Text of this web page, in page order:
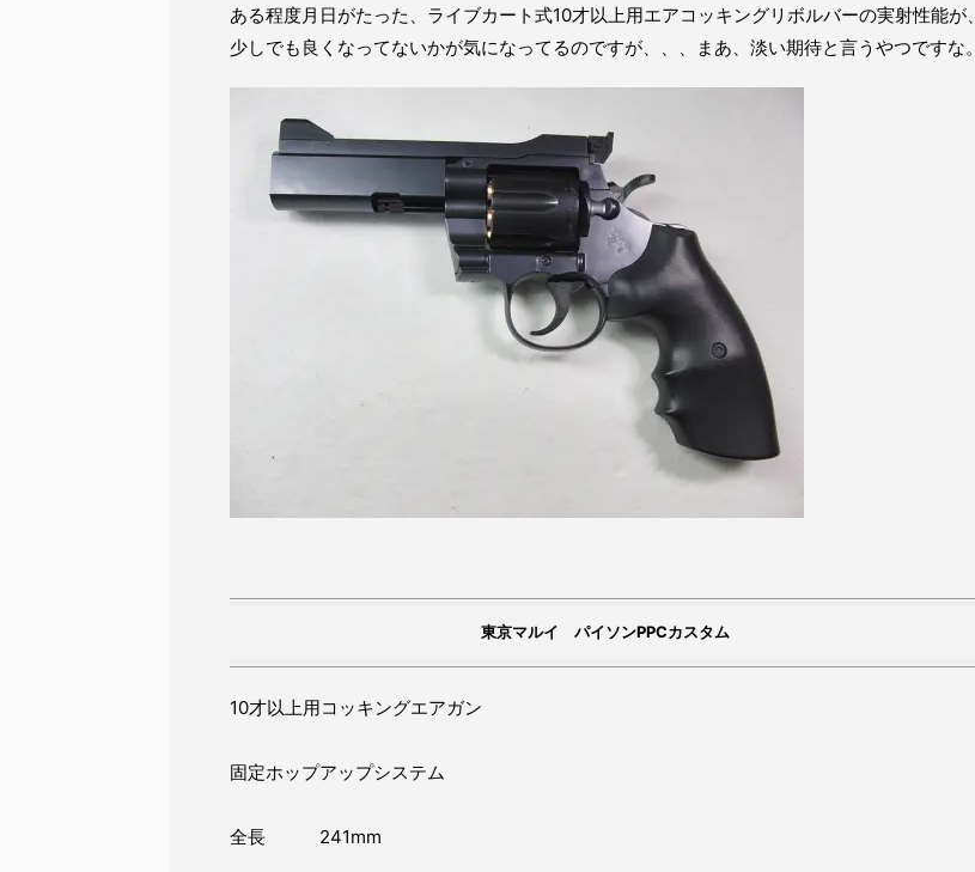
ある程度月日がたった、ライブカート式10才以上用エアコッキングリボルバーの実射性能が、
少しでも良くなってないかが気になってるのですが、、、まあ、淡い期待と言うやつですな。
東京マルイ パイソンPPCカスタム
10才以上用コッキングエアガン
固定ホップアップシステム
全長 241mm